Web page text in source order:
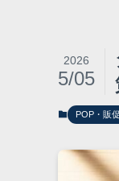
2026
5/05
POP・販